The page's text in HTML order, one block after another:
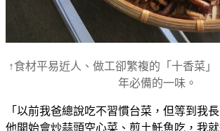
↑食材平易近人、做工卻繁複的「十香菜
年必備的一味。
「以前我爸總說吃不習慣台菜，但等到我
他開始會炒蒜頭空心菜、煎土魠魚吃，我